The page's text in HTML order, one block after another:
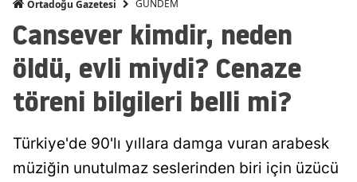
Kocaeli
Konya
Kütahya
Malatya
Manisa
Kahramanmaraş
Ortadoğu Gazetesi GÜNDEM
Cansever kimdir, neden
öldü, evli miydi? Cenaze
töreni bilgileri belli mi?
Türkiye'de 90'lı yıllara damga vuran arabesk
müziğin unutulmaz seslerinden biri için üzücü